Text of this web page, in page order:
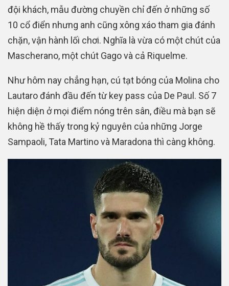
đội khách, mẫu đường chuyền chỉ đến ở những số
10 cổ điển nhưng anh cũng xông xáo tham gia đánh
chặn, vận hành lối chơi. Nghĩa là vừa có một chút của
Mascherano, một chút Gago và cả Riquelme.
Như hôm nay chẳng hạn, cú tạt bóng của Molina cho
Lautaro đánh đầu đến từ key pass của De Paul. Số 7
hiện diện ở mọi điểm nóng trên sân, điều mà bạn sẽ
không hề thấy trong kỷ nguyên của những Jorge
Sampaoli, Tata Martino và Maradona thì càng không.